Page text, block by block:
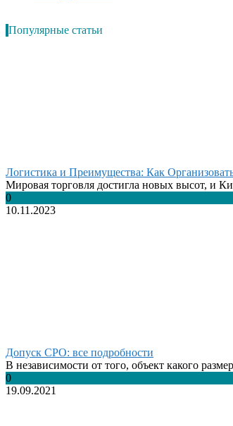
Популярные статьи
Логистика и Преимущества: Как
Мировая торговля достигла новых высот, и
0
10.11.2023
Допуск СРО: все подробности
В независимости от того, объект какого
0
19.09.2021